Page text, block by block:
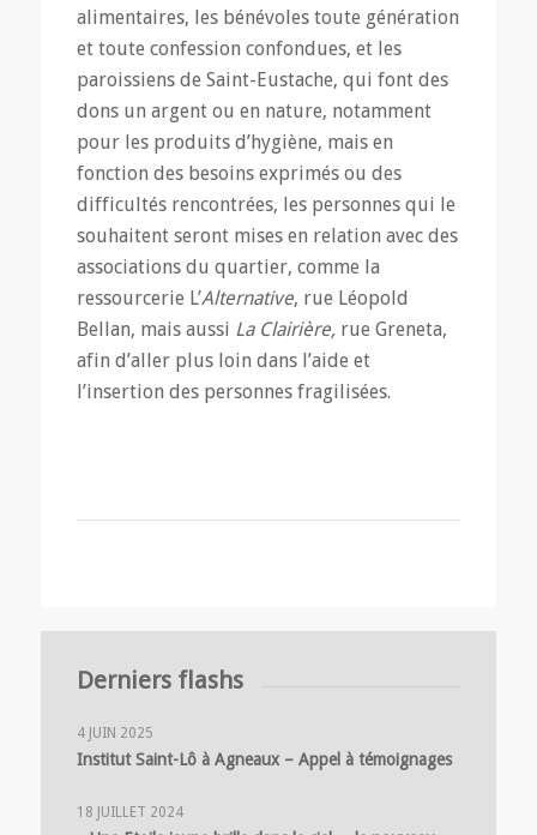
alimentaires, les bénévoles toute génération
et toute confession confondues, et les
paroissiens de Saint-Eustache, qui font des
dons un argent ou en nature, notamment
pour les produits d’hygiène, mais en
fonction des besoins exprimés ou des
difficultés rencontrées, les personnes qui le
souhaitent seront mises en relation avec des
associations du quartier, comme la
ressourcerie L’Alternative, rue Léopold
Bellan, mais aussi La Clairière, rue Greneta,
afin d’aller plus loin dans l’aide et
l’insertion des personnes fragilisées.
Derniers flashs
4 JUIN 2025
Institut Saint-Lô à Agneaux – Appel à témoignages
18 JUILLET 2024